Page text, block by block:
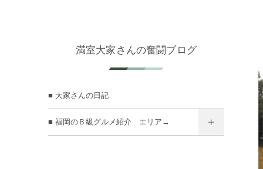
満室大家さんの奮闘ブログ
■ 大家さんの日記
■ 福岡のＢ級グルメ紹介 エリア→